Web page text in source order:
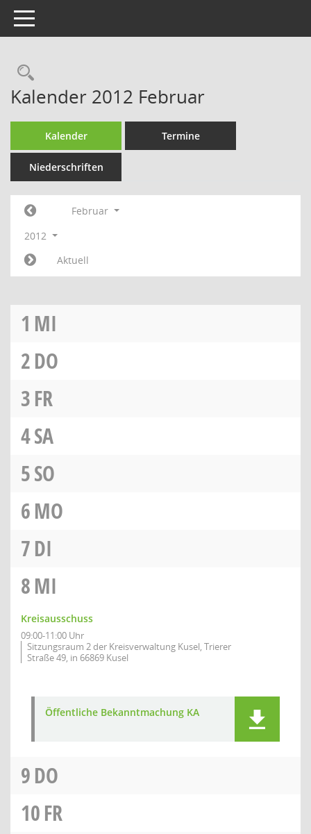
Toggle navigation
Rechercheauswahl
Kalender 2012 Februar
Kalender Termine
Niederschriften
Februar
2012
Aktuell
1 MI
2DO
3FR
4SA
5SO
6MO
7DI
8MI
Kreisausschuss
09:00-11:00 Uhr
Sitzungsraum 2 der Kreisverwaltung Kusel, Trierer
Straße 49, in 66869 Kusel
Öffentliche Bekanntmachung KA
9DO
10FR